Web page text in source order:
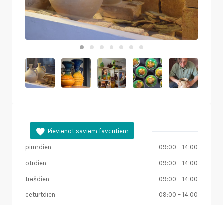
Darba laiks
pirmdien 09:00 – 14:00
otrdien 09:00 – 14:00
trešdien 09:00 – 14:00
ceturtdien 09:00 – 14:00